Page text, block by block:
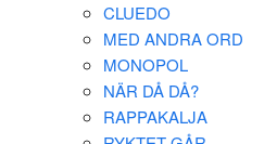
CLUEDO
MED ANDRA ORD
MONOPOL
NÄR DÅ DÅ?
RAPPAKALJA